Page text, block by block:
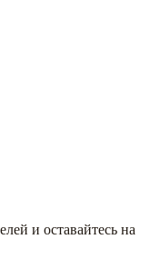
и оставайтесь на